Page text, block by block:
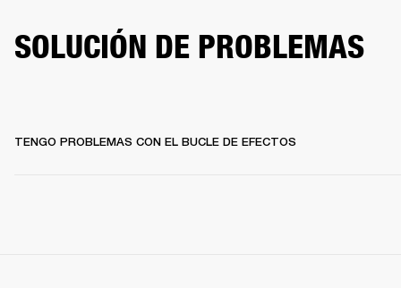
SOLUCIÓN DE PROBLEMAS
TENGO PROBLEMAS CON EL BUCLE DE EFECTOS